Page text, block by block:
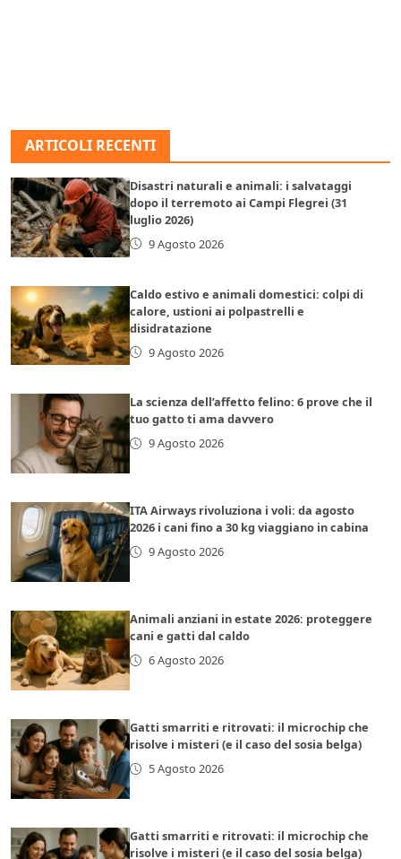
ARTICOLI RECENTI
Disastri naturali e animali: i salvataggi
dopo il terremoto ai Campi Flegrei (31
luglio 2026)
9 Agosto 2026
Caldo estivo e animali domestici: colpi di
calore, ustioni ai polpastrelli e
disidratazione
9 Agosto 2026
La scienza dell’affetto felino: 6 prove che il
tuo gatto ti ama davvero
9 Agosto 2026
ITA Airways rivoluziona i voli: da agosto
2026 i cani fino a 30 kg viaggiano in cabina
9 Agosto 2026
Animali anziani in estate 2026: proteggere
cani e gatti dal caldo
6 Agosto 2026
Gatti smarriti e ritrovati: il microchip che
risolve i misteri (e il caso del sosia belga)
5 Agosto 2026
Gatti smarriti e ritrovati: il microchip che
risolve i misteri (e il caso del sosia belga)